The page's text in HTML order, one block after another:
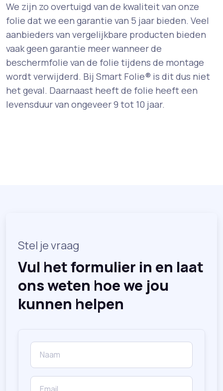
We zijn zo overtuigd van de kwaliteit van onze
folie dat we een garantie van 5 jaar bieden. Veel
aanbieders van vergelijkbare producten bieden
vaak geen garantie meer wanneer de
beschermfolie van de folie tijdens de montage
wordt verwijderd. Bij Smart Folie® is dit dus niet
het geval. Daarnaast heeft de folie heeft een
levensduur van ongeveer 9 tot 10 jaar.
Stel je vraag
Vul het formulier in en laat
ons weten hoe we jou
kunnen helpen